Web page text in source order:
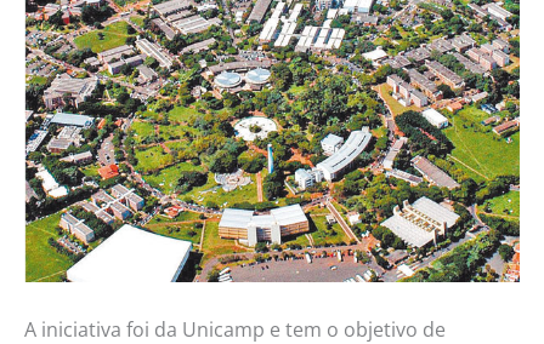
A iniciativa foi da Unicamp e tem o objetivo de